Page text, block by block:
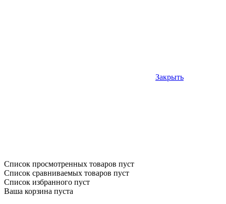
Закрыть
Список просмотренных товаров пуст
Список сравниваемых товаров пуст
Список избранного пуст
Ваша корзина пуста